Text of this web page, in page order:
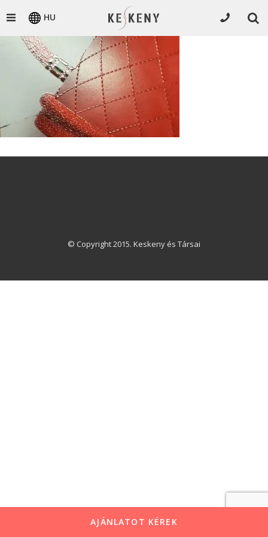
HU
© Copyright 2015. Keskeny és Társai
AJÁNLATOT KÉREK